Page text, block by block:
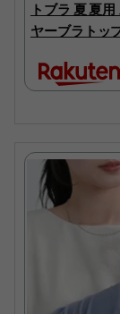
トブラ 夏 夏
ヤーブラトッ